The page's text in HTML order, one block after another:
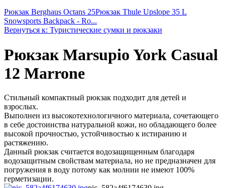
Рюкзак Berghaus Octans 25Рюкзак Thule Upslope 35 L
Snowsports Backpack - Ro...
Вернуться к: Туристические сумки и рюкзаки
Рюкзак Marsupio York Casual
12 Marrone
Стильный компактный рюкзак подходит для детей и
взрослых.
Выполнен из высокотехнологичного материала, сочетающего
в себе достоинства натуральной кожи, но обладающего более
высокой прочностью, устойчивостью к истиранию и
растяжению.
Данный рюкзак считается водозащищенным благодаря
водозащитным свойствам материала, но не предназначен для
погружения в воду потому как молнии не имеют 100%
герметизации.